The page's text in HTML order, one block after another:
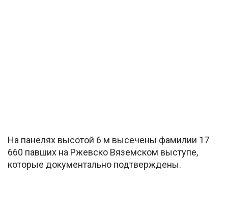
На панелях высотой 6 м высечены фамилии 17
660 павших на Ржевско Вяземском выступе,
которые документально подтверждены.